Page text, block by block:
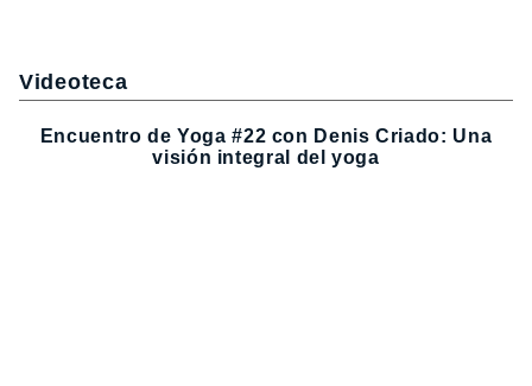
Videoteca
Encuentro de Yoga #22 con Denis Criado: Una
visión integral del yoga